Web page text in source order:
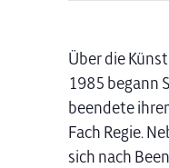
Über die
1985 begann
beendete
Fach Regie.
sich nach